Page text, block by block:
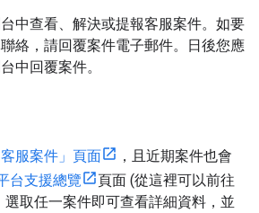
中查看、解決或提報客服案件。如要
絡，請回覆案件電子郵件。日後您應
中回覆案件。
客服案件」頁面
，且近期案件也會
台支援總覽
頁面 (從這裡可以前往
選取任一案件即可查看詳細資料，並